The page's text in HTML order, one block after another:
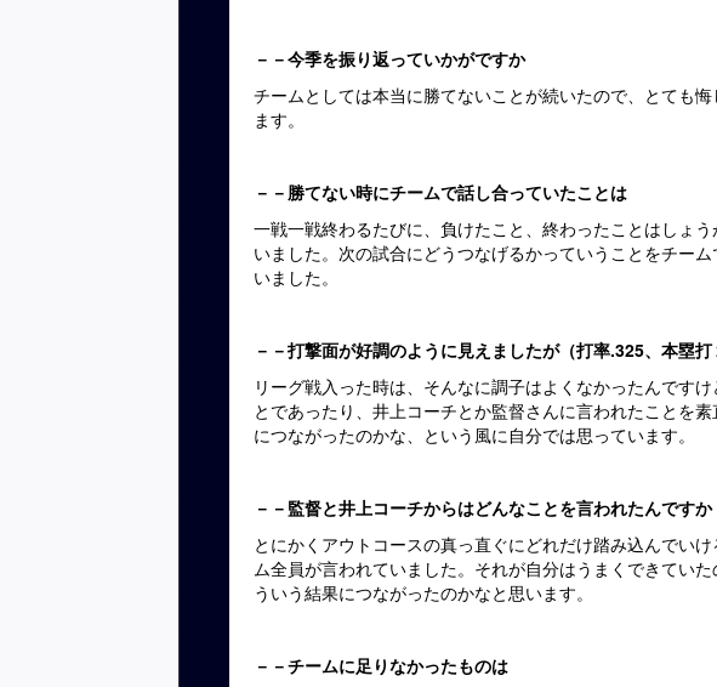
－－今季を振り返っていかがですか
チームとしては本当に勝てないことが続いたので、とても
ます。
－－勝てない時にチームで話し合っていたことは
一戦一戦終わるたびに、負けたこと、終わったことはしょ
いました。次の試合にどうつなげるかっていうことをチー
いました。
－－打撃面が好調のように見えましたが（打率.325、本塁打
リーグ戦入った時は、そんなに調子はよくなかったんです
とであったり、井上コーチとか監督さんに言われたことを
につながったのかな、という風に自分では思っています。
－－監督と井上コーチからはどんなことを言われたんですか
とにかくアウトコースの真っ直ぐにどれだけ踏み込んでい
ム全員が言われていました。それが自分はうまくできてい
ういう結果につながったのかなと思います。
－－チームに足りなかったものは